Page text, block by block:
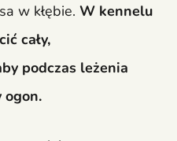
w kłębie. W kennelu
cały,
podczas leżenia
ogon.